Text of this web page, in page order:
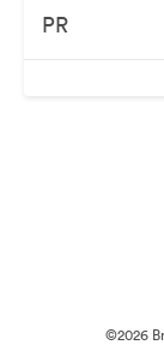
PR
©2026